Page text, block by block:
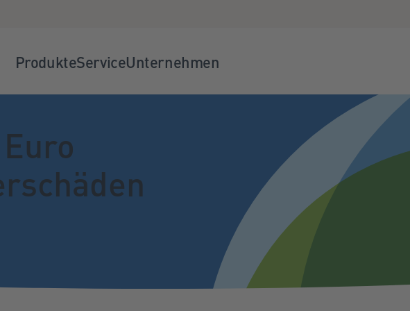
ProdukteServiceUnternehmen